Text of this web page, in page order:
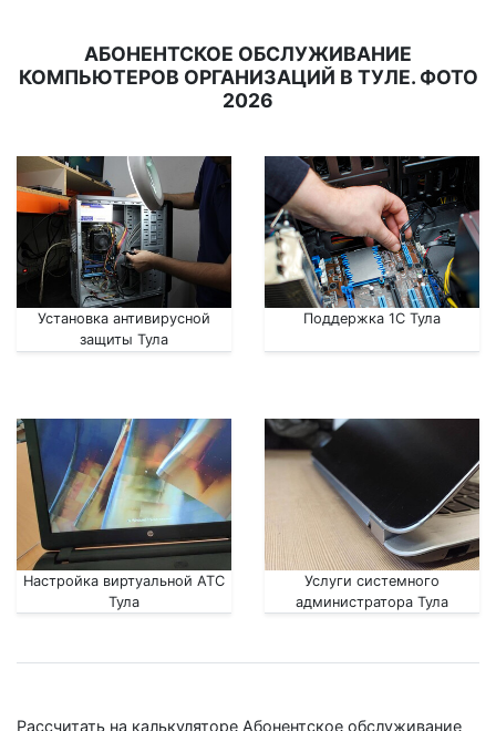
АБОНЕНТСКОЕ ОБСЛУЖИВАНИЕ
КОМПЬЮТЕРОВ ОРГАНИЗАЦИЙ В ТУЛЕ. ФОТО
2026
Установка антивирусной
защиты Тула
Поддержка 1С Тула
Настройка виртуальной АТС
Тула
Услуги системного
администратора Тула
Рассчитать на калькуляторе Абонентское обслуживание